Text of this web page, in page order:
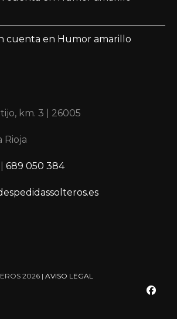
cuenta en Humor amarillo
km. 3 | 26005
Rioja
689 050 384
2026 | AVISO LEGAL